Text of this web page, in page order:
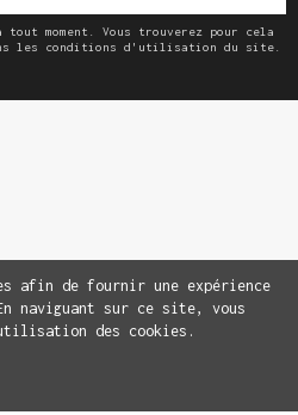
tout moment. Vous trouverez pour cela
les conditions d'utilisation du site.
afin de fournir une expérience
naviguant sur ce site, vous
des cookies.